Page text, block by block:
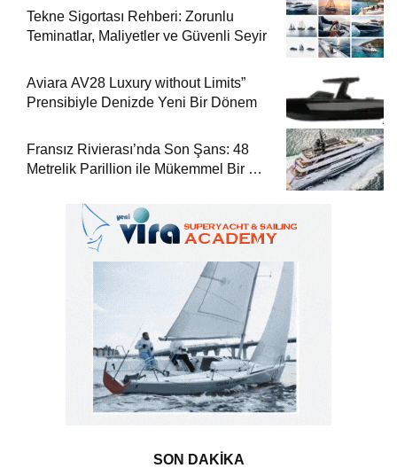
Tekne Sigortası Rehberi: Zorunlu
Teminatlar, Maliyetler ve Güvenli Seyir
Aviara AV28 Luxury without Limits”
Prensibiyle Denizde Yeni Bir Dönem
Fransız Rivierası’nda Son Şans: 48
Metrelik Parillion ile Mükemmel Bir Yat
SON DAKİKA